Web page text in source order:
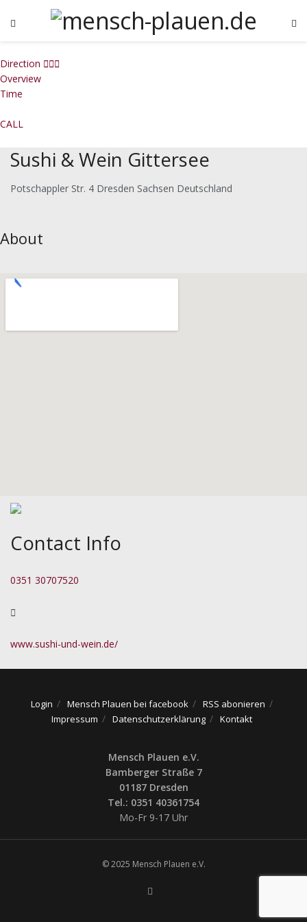
Direction
Overview
Time
CALL
Sushi & Wein Gittersee
Potschappler Str. 4 Dresden Sachsen Deutschland
About
Contact Info
0351 30707520
www.sushi-und-wein.de/
Login Mensch Plauen bei facebook
RSS abonieren
Impressum
Datenschutzerklärung Kontakt
Mensch Plauen e.V.
Bamberger Straße 7
01187 Dresden
Tel.: 0351 40361754
Mo-Fr 9-17 Uhr
© 2025 Mensch Plauen e.V.